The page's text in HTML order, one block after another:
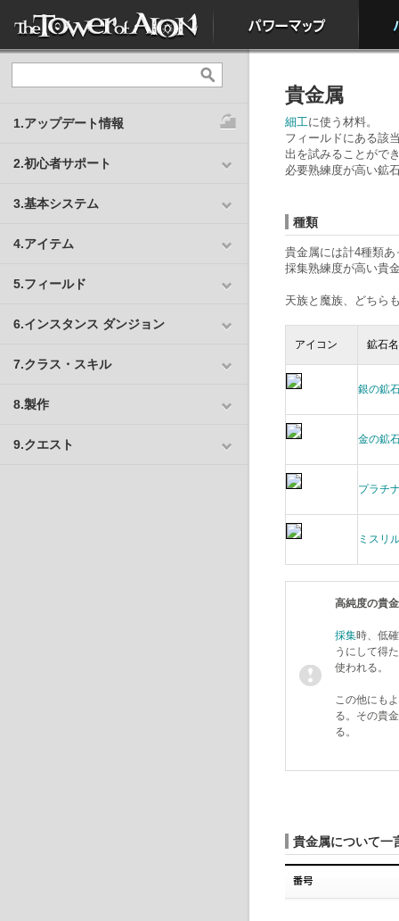
1.アップデート情報
2.初心者サポート
3.基本システム
4.アイテム
5.フィールド
6.インスタンス ダンジョン
7.クラス・スキル
8.製作
9.クエスト
貴金属
細工に使う材料。
フィールドにある該
出を試みることがで
必要熟練度が高い鉱
種類
貴金属には計4種類
採集熟練度が高い貴
天族と魔族、どちら
アイコン 鉱石
銀の鉱
金の鉱
プラチ
ミスリ
高純度の貴
採集時、低
うにして得
使われる。
この他にも
る。その貴
る。
貴金属について一